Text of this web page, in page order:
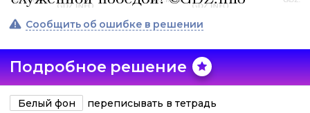
Сообщить об ошибке в решении
Подробное решение
Белый фон
переписывать в тетрадь